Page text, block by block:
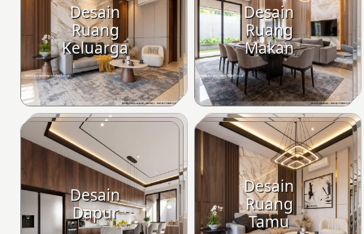
Desain
Ruang
Keluarga
Desain
Ruang
Makan
Desain
Dapur
Desain
Ruang
Tamu